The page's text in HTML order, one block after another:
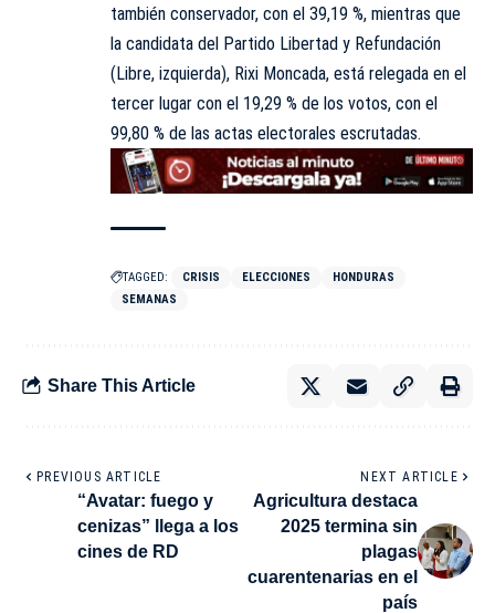
también conservador, con el 39,19 %, mientras que
la candidata del Partido Libertad y Refundación
(Libre, izquierda), Rixi Moncada, está relegada en el
tercer lugar con el 19,29 % de los votos, con el
99,80 % de las actas electorales escrutadas.
TAGGED: CRISIS ELECCIONES
HONDURAS
SEMANAS
Share This Article
PREVIOUS ARTICLE
“Avatar: fuego y
cenizas” llega a los
cines de RD
NEXT ARTICLE
Agricultura destaca
2025 termina sin
plagas
cuarentenarias en el
país